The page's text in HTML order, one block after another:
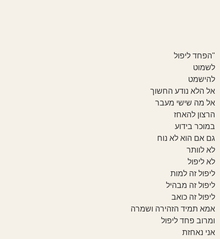
"הפחד ליפול
לשמוט
להישמט
אל הלא נודע החשוך
אל מה שישי מעבר
הרצון להאחז
במוכר בידוע
גם אם הוא לא נוח
לא לוותר
לא ליפול
ליפול זה למות
ליפול זה מבהיל
ליפול זה כואב
אמא תמיד הזהירה ושמרה
ומרוב פחד ליפול
אני נאחזת